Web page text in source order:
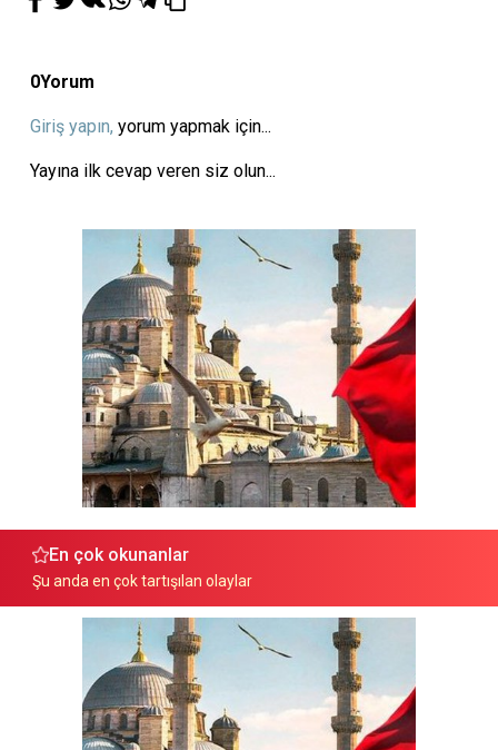
0Yorum
Giriş yapın, yorum yapmak için...
Yayına ilk cevap veren siz olun...
En çok okunanlar
Şu anda en çok tartışılan olaylar